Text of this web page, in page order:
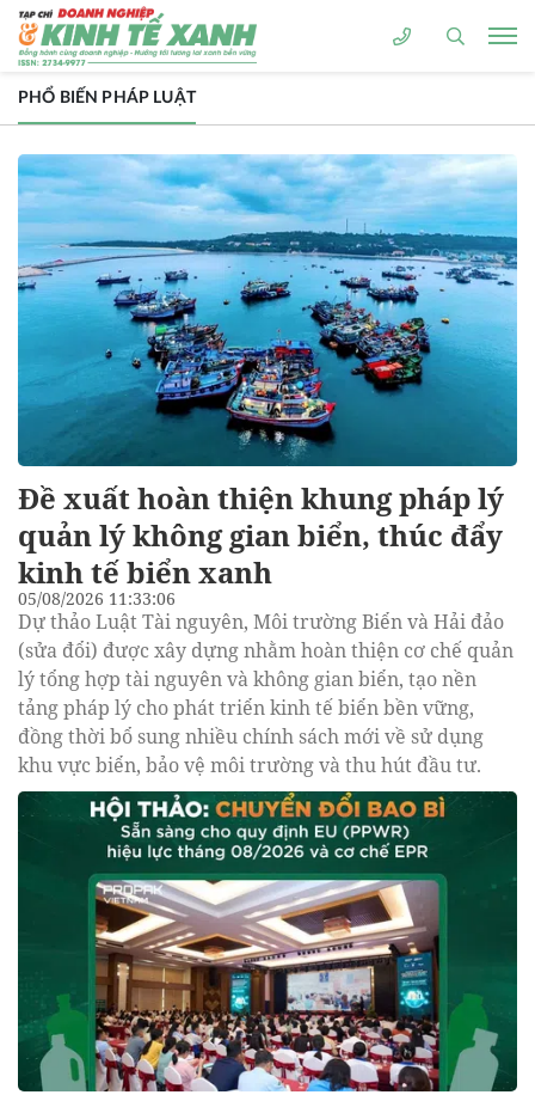
PHỔ BIẾN PHÁP LUẬT
Đề xuất hoàn thiện khung pháp lý
quản lý không gian biển, thúc đẩy
kinh tế biển xanh
05/08/2026 11:33:06
Dự thảo Luật Tài nguyên, Môi trường Biển và Hải đảo
(sửa đổi) được xây dựng nhằm hoàn thiện cơ chế quản
lý tổng hợp tài nguyên và không gian biển, tạo nền
tảng pháp lý cho phát triển kinh tế biển bền vững,
đồng thời bổ sung nhiều chính sách mới về sử dụng
khu vực biển, bảo vệ môi trường và thu hút đầu tư.